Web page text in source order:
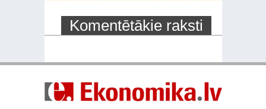
Komentētākie raksti